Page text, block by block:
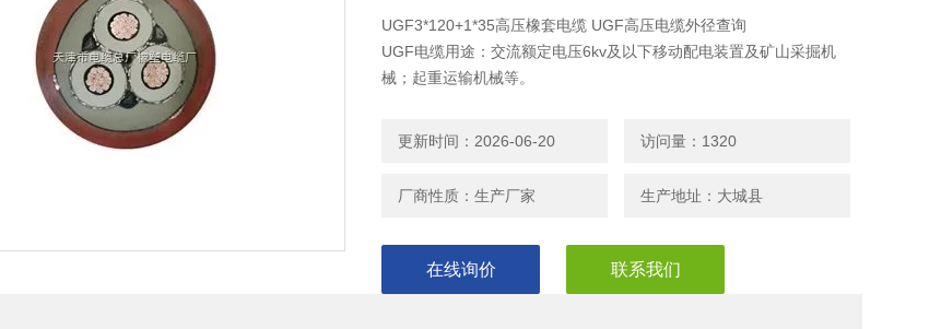
UGF3*120+1*35高压橡套电缆 UGF高压电缆外径查询
UGF电缆用途：交流额定电压6kv及以下移动配电装置及矿山采掘机
械；起重运输机械等。
更新时间：2026-06-20 访问量：1320
厂商性质：生产厂家 生产地址：大城县
在线询价 联系我们